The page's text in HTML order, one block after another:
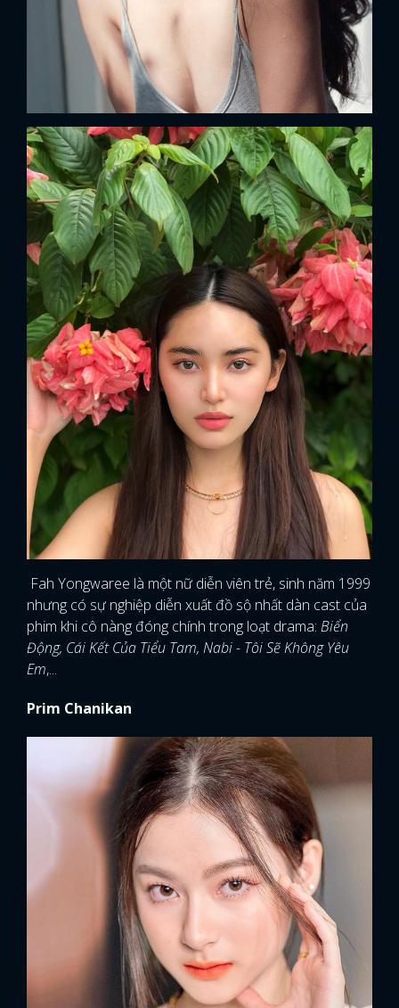
Fah Yongwaree là một nữ diễn viên trẻ, sinh năm 1999
nhưng có sự nghiệp diễn xuất đồ sộ nhất dàn cast của
phim khi cô nàng đóng chính trong loạt drama: Biển
Động, Cái Kết Của Tiểu Tam, Nabi - Tôi Sẽ Không Yêu
Em,...
Prim Chanikan